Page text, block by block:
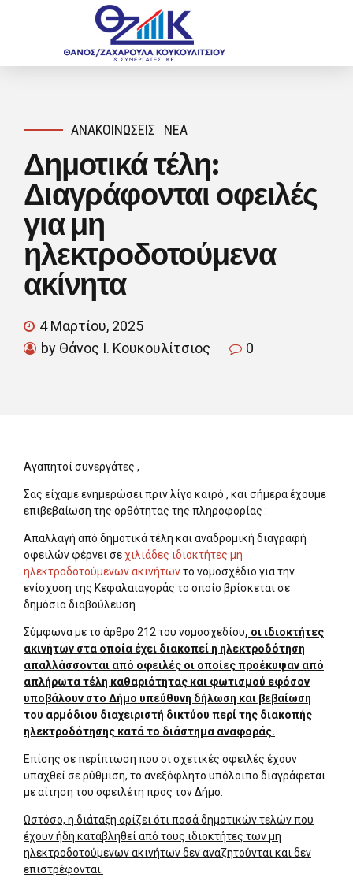
ΑΝΑΚΟΙΝΏΣΕΙΣ ΝΈΑ
Δημοτικά τέλη:
Διαγράφονται οφειλές
για μη
ηλεκτροδοτούμενα
ακίνητα
4 Μαρτίου, 2025
by Θάνος Ι. Κουκουλίτσιος
0
Αγαπητοί συνεργάτες ,
Σας είχαμε ενημερώσει πριν λίγο καιρό , και σήμερα έχουμε
επιβεβαίωση της ορθότητας της πληροφορίας :
Aπαλλαγή από δημοτικά τέλη και αναδρομική διαγραφή
οφειλών φέρνει σεχιλιάδες ιδιοκτήτες μη
ηλεκτροδοτούμενων ακινήτωντο νομοσχέδιο για την
ενίσχυση της Κεφαλαιαγοράς το οποίο βρίσκεται σε
δημόσια διαβούλευση.
Σύμφωνα με το άρθρο 212 του νομοσχεδίου, οι ιδιοκτήτες
ακινήτων στα οποία έχει διακοπεί η ηλεκτροδότηση
απαλλάσσονται από οφειλές οι οποίες προέκυψαν από
απλήρωτα τέλη καθαριότητας και φωτισμού εφόσον
υποβάλουν στο Δήμο υπεύθυνη δήλωση και βεβαίωση
του αρμόδιου διαχειριστή δικτύου περί της διακοπής
ηλεκτροδότησης κατά το διάστημα αναφοράς.
Επίσης σε περίπτωση που οι σχετικές οφειλές έχουν
υπαχθεί σε ρύθμιση, το ανεξόφλητο υπόλοιπο διαγράφεται
με αίτηση του οφειλέτη προς τον Δήμο.
Ωστόσο, η διάταξη ορίζει ότι ποσά δημοτικών τελών που
έχουν ήδη καταβληθεί από τους ιδιοκτήτες των μη
ηλεκτροδοτούμενων ακινήτων δεν αναζητούνται και δεν
επιστρέφονται.